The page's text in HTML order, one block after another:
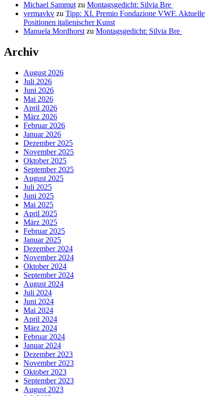
Michael Sammut zu Montagsgedicht: Silvia Bre
vermavkv zu Tipp: XI. Premio Fondazione VWF. Aktuelle
Positionen italienischer Kunst
Manuela Mordhorst zu Montagsgedicht: Silvia Bre
Archiv
August 2026
Juli 2026
Juni 2026
Mai 2026
April 2026
März 2026
Februar 2026
Januar 2026
Dezember 2025
November 2025
Oktober 2025
September 2025
August 2025
Juli 2025
Juni 2025
Mai 2025
April 2025
März 2025
Februar 2025
Januar 2025
Dezember 2024
November 2024
Oktober 2024
September 2024
August 2024
Juli 2024
Juni 2024
Mai 2024
April 2024
März 2024
Februar 2024
Januar 2024
Dezember 2023
November 2023
Oktober 2023
September 2023
August 2023